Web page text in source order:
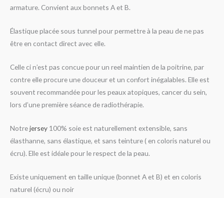
armature. Convient aux bonnets A et B.
Élastique placée sous tunnel pour permettre à la peau de ne pas
être en contact direct avec elle.
Celle ci n’est pas concue pour un reel maintien de la poitrine, par
contre elle procure une douceur et un confort inégalables. Elle est
souvent recommandée pour les peaux atopiques, cancer du sein,
lors d’une première séance de radiothérapie.
Notrejersey 100% soie est naturellement extensible, sans
élasthanne, sans élastique, et sans teinture ( en coloris naturel ou
écru). Elle est idéale pour le respect de la peau.
Existe uniquement en taille unique (bonnet A et B) et en coloris
naturel (écru) ou noir